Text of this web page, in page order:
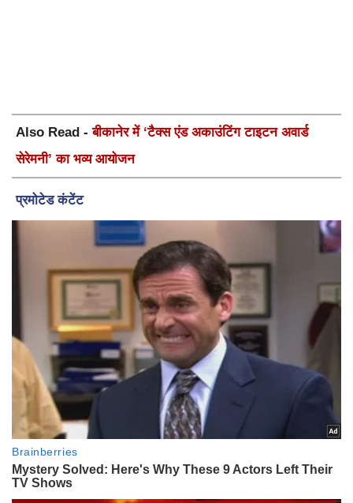
Also Read -बीकानेर में ‘टैक्स एंड अकाउंटिंग टाइटन अवार्ड
सेरेमनी’ का भव्य आयोजन